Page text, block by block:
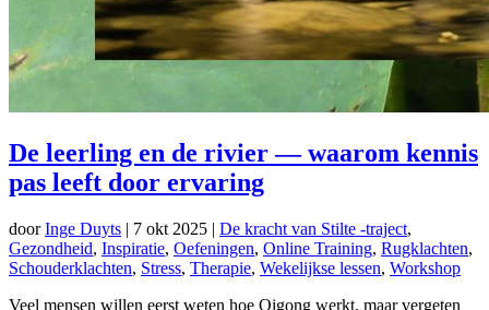
De leerling en de rivier — waarom kennis
pas leeft door ervaring
doorInge Duyts | 7 okt 2025 | De kracht van Stilte -traject,
Gezondheid, Inspiratie, Oefeningen, Online Training, Rugklachten,
Schouderklachten, Stress, Therapie, Wekelijkse lessen, Workshop
Veel mensen willen eerst weten hoe Qigong werkt, maar vergeten